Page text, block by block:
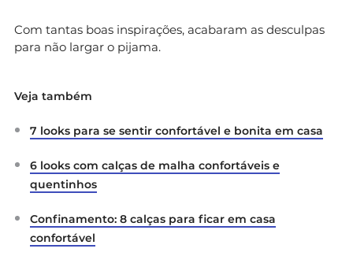
Com tantas boas inspirações, acabaram as desculpas
para não largar o pijama.
Veja também
7 looks para se sentir confortável e bonita em casa
6 looks com calças de malha confortáveis e
quentinhos
Confinamento: 8 calças para ficar em casa
confortável